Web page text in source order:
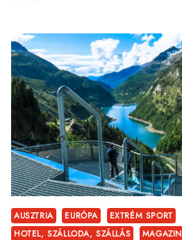
AUSZTRIA EURÓPA
EXTRÉM SPORT
HOTEL, SZÁLLODA, SZÁLLÁS
MAGAZIN